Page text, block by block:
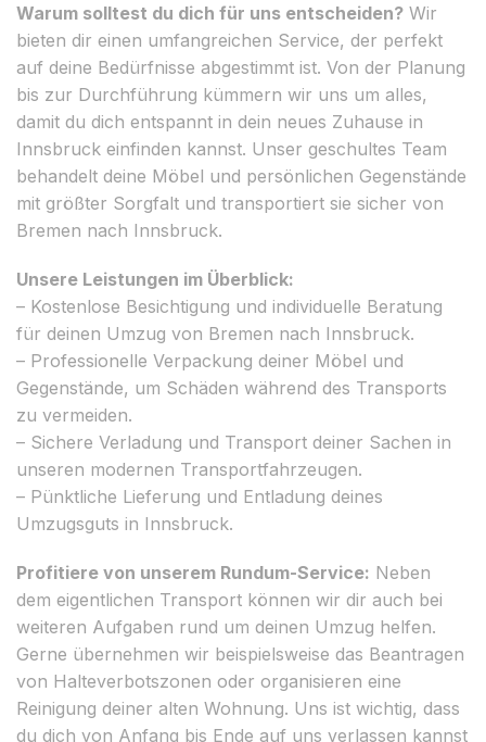
Warum solltest du dich für uns entscheiden? Wir
bieten dir einen umfangreichen Service, der perfekt
auf deine Bedürfnisse abgestimmt ist. Von der Planung
bis zur Durchführung kümmern wir uns um alles,
damit du dich entspannt in dein neues Zuhause in
Innsbruck einfinden kannst. Unser geschultes Team
behandelt deine Möbel und persönlichen Gegenstände
mit größter Sorgfalt und transportiert sie sicher von
Bremen nach Innsbruck.
Unsere Leistungen im Überblick:
– Kostenlose Besichtigung und individuelle Beratung
für deinen Umzug von Bremen nach Innsbruck.
– Professionelle Verpackung deiner Möbel und
Gegenstände, um Schäden während des Transports
zu vermeiden.
– Sichere Verladung und Transport deiner Sachen in
unseren modernen Transportfahrzeugen.
– Pünktliche Lieferung und Entladung deines
Umzugsguts in Innsbruck.
Profitiere von unserem Rundum-Service: Neben
dem eigentlichen Transport können wir dir auch bei
weiteren Aufgaben rund um deinen Umzug helfen.
Gerne übernehmen wir beispielsweise das Beantragen
von Halteverbotszonen oder organisieren eine
Reinigung deiner alten Wohnung. Uns ist wichtig, dass
du dich von Anfang bis Ende auf uns verlassen kannst